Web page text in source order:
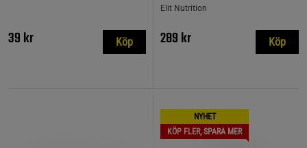
39 kr Köp
Elit Nutrition
289 kr Köp
NYHET
KÖP FLER, SPARA MER